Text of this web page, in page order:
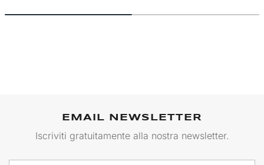
EMAIL NEWSLETTER
Iscriviti gratuitamente alla nostra newsletter.